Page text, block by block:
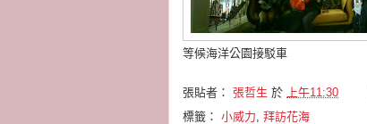
等候海洋公園接駁車
張貼者： 張哲生 於
上午11:30
標籤： 小威力, 拜訪花海